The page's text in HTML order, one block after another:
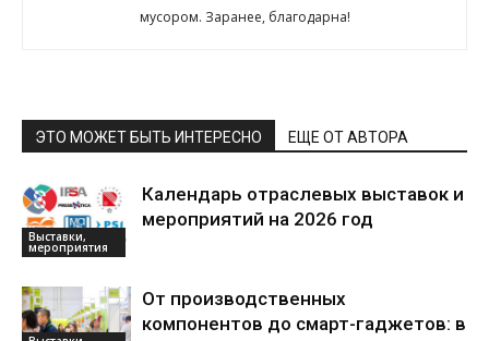
мусором. Заранее, благодарна!
ЭТО МОЖЕТ БЫТЬ ИНТЕРЕСНО ЕЩЕ ОТ АВТОРА
Выставки,
мероприятия
Календарь отраслевых выставок и
мероприятий на 2026 год
От производственных
компонентов до смарт-гаджетов: в